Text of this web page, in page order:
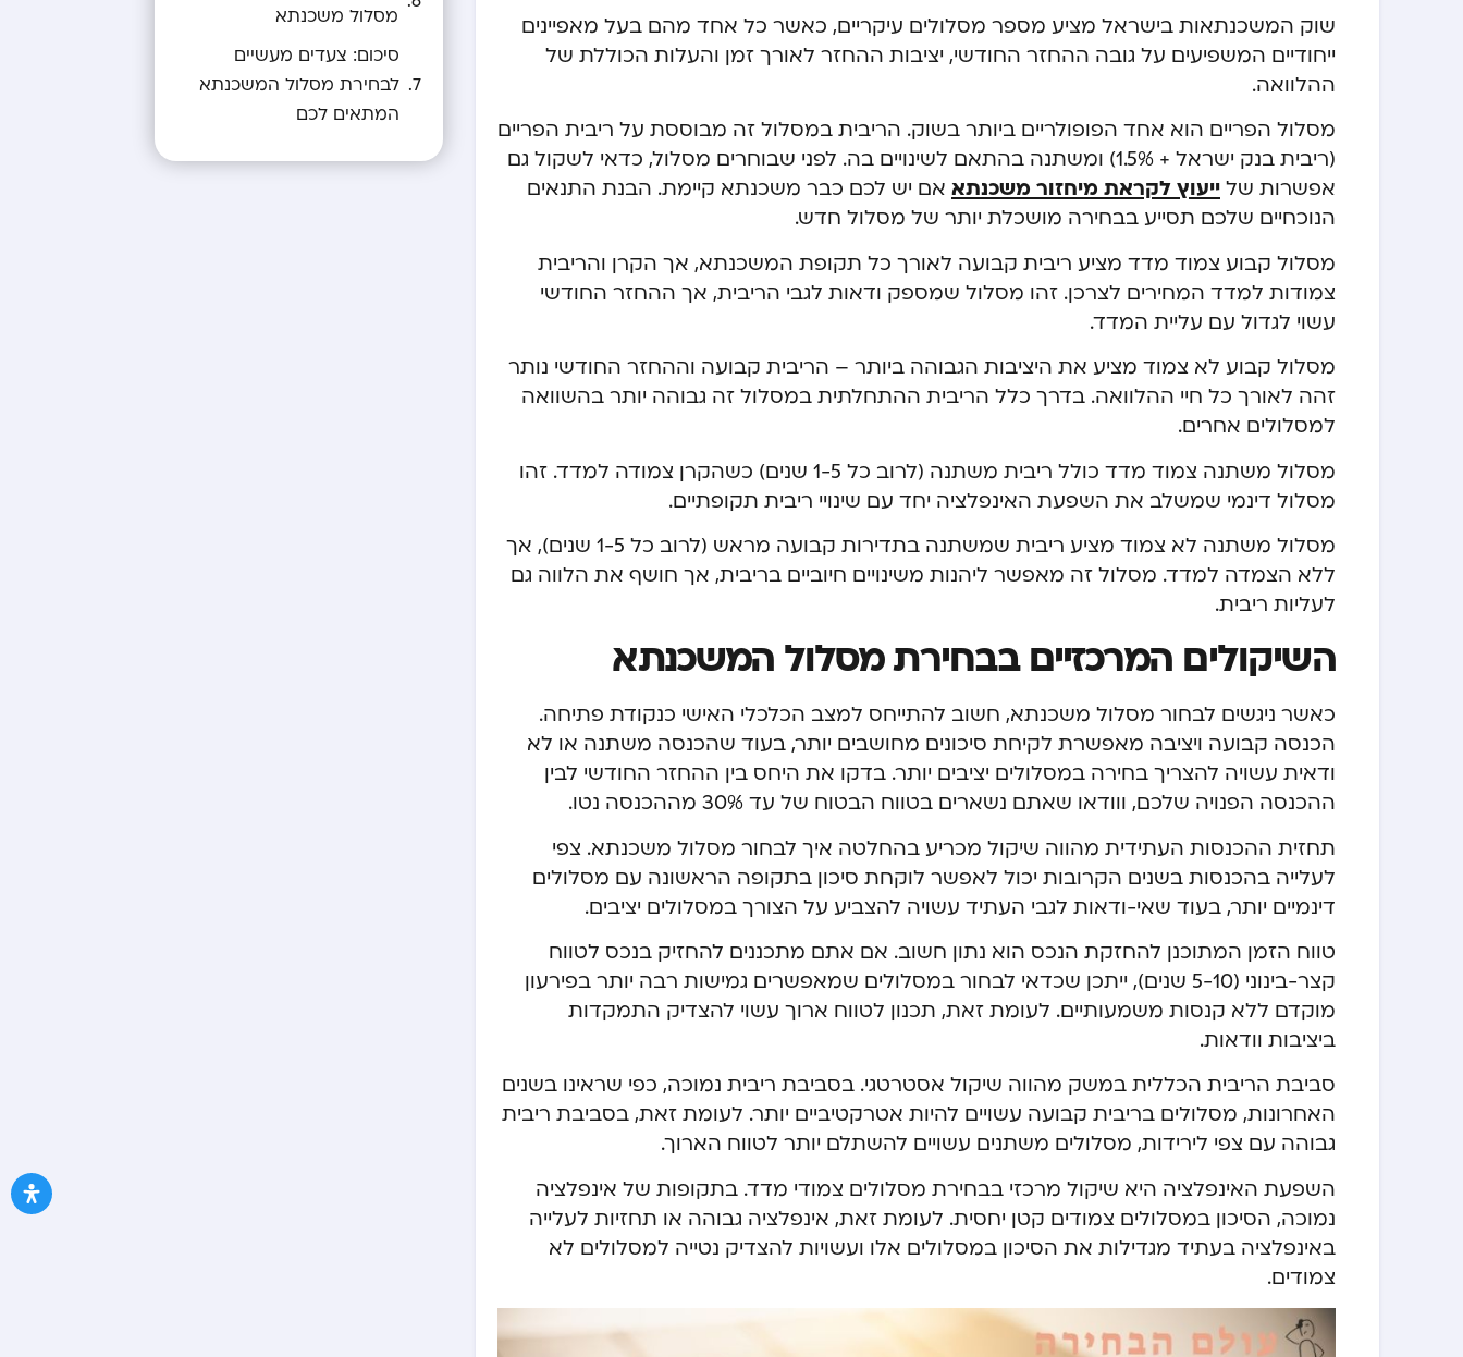
שוק המשכנתאות בישראל מציע מספר מסלולים עיקריים, כאשר כל אחד מהם בעל מאפיינים
ייחודיים המשפיעים על גובה ההחזר החודשי, יציבות ההחזר לאורך זמן והעלות הכוללת של
ההלוואה.
מסלול הפריים הוא אחד הפופולריים ביותר בשוק. הריבית במסלול זה מבוססת על ריבית הפריים
(ריבית בנק ישראל + 1.5%) ומשתנה בהתאם לשינויים בה. לפני שבוחרים מסלול, כדאי לשקול גם
אפשרות של ייעוץ לקראת מיחזור משכנתא אם יש לכם כבר משכנתא קיימת. הבנת התנאים
הנוכחיים שלכם תסייע בבחירה מושכלת יותר של מסלול חדש.
מסלול קבוע צמוד מדד מציע ריבית קבועה לאורך כל תקופת המשכנתא, אך הקרן והריבית
צמודות למדד המחירים לצרכן. זהו מסלול שמספק ודאות לגבי הריבית, אך ההחזר החודשי
עשוי לגדול עם עליית המדד.
מסלול קבוע לא צמוד מציע את היציבות הגבוהה ביותר – הריבית קבועה וההחזר החודשי נותר
זהה לאורך כל חיי ההלוואה. בדרך כלל הריבית ההתחלתית במסלול זה גבוהה יותר בהשוואה
למסלולים אחרים.
מסלול משתנה צמוד מדד כולל ריבית משתנה (לרוב כל 1-5 שנים) כשהקרן צמודה למדד. זהו
מסלול דינמי שמשלב את השפעת האינפלציה יחד עם שינויי ריבית תקופתיים.
מסלול משתנה לא צמוד מציע ריבית שמשתנה בתדירות קבועה מראש (לרוב כל 1-5 שנים), אך
ללא הצמדה למדד. מסלול זה מאפשר ליהנות משינויים חיוביים בריבית, אך חושף את הלווה גם
לעליות ריבית.
השיקולים המרכזיים בבחירת מסלול המשכנתא
כאשר ניגשים לבחור מסלול משכנתא, חשוב להתייחס למצב הכלכלי האישי כנקודת פתיחה.
הכנסה קבועה ויציבה מאפשרת לקיחת סיכונים מחושבים יותר, בעוד שהכנסה משתנה או לא
ודאית עשויה להצריך בחירה במסלולים יציבים יותר. בדקו את היחס בין ההחזר החודשי לבין
ההכנסה הפנויה שלכם, ווודאו שאתם נשארים בטווח הבטוח של עד 30% מההכנסה נטו.
תחזית ההכנסות העתידית מהווה שיקול מכריע בהחלטה איך לבחור מסלול משכנתא. צפי
לעלייה בהכנסות בשנים הקרובות יכול לאפשר לוקחת סיכון בתקופה הראשונה עם מסלולים
דינמיים יותר, בעוד שאי-ודאות לגבי העתיד עשויה להצביע על הצורך במסלולים יציבים.
טווח הזמן המתוכנן להחזקת הנכס הוא נתון חשוב. אם אתם מתכננים להחזיק בנכס לטווח
קצר-בינוני (5-10 שנים), ייתכן שכדאי לבחור במסלולים שמאפשרים גמישות רבה יותר בפירעון
מוקדם ללא קנסות משמעותיים. לעומת זאת, תכנון לטווח ארוך עשוי להצדיק התמקדות
ביציבות וודאות.
סביבת הריבית הכללית במשק מהווה שיקול אסטרטגי. בסביבת ריבית נמוכה, כפי שראינו בשנים
האחרונות, מסלולים בריבית קבועה עשויים להיות אטרקטיביים יותר. לעומת זאת, בסביבת ריבית
גבוהה עם צפי לירידות, מסלולים משתנים עשויים להשתלם יותר לטווח הארוך.
השפעת האינפלציה היא שיקול מרכזי בבחירת מסלולים צמודי מדד. בתקופות של אינפלציה
נמוכה, הסיכון במסלולים צמודים קטן יחסית. לעומת זאת, אינפלציה גבוהה או תחזיות לעלייה
באינפלציה בעתיד מגדילות את הסיכון במסלולים אלו ועשויות להצדיק נטייה למסלולים לא
צמודים.
מסלול משכנתא
סיכום: צעדים מעשיים
לבחירת מסלול המשכנתא
המתאים לכם